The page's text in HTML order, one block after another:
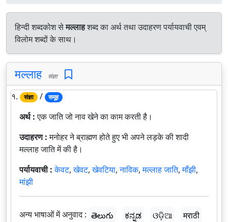
हिन्दी शब्दकोश सेमल्लाहशब्द का अर्थ तथा उदाहरण पर्यायवाची एवम्
विलोम शब्दों के साथ।
मल्लाह संज्ञा
१. संज्ञा / समूह
अर्थ :एक जाति जो नाव खेने का काम करती है।
उदाहरण :मनोहर ने ब्राह्मण होते हुए भी अपने लड़के की शादी
मल्लाह जाति में की है।
पर्यायवाची :केवट,खेवट,खेवटिया,नाविक,मल्लाह जाति,माँझी,
मांझी
अन्य भाषाओं में अनुवाद : తెలుగు ಕನ್ನಡ ଓଡ଼ିଆ
मराठी